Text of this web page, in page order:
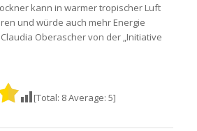
kann in warmer tropischer Luft
und würde auch mehr Energie
Oberascher von der „Initiative
[Total: 8Average: 5]